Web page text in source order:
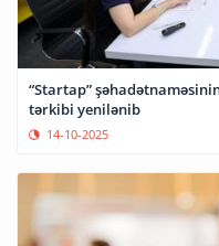
“Startap”
tərkibi yenilənib
14-10-2025